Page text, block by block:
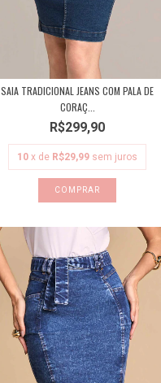
SAIA TRADICIONAL JEANS COM PALA DE
CORAÇ...
R$299,90
10 x de R$29,99 sem juros
COMPRAR